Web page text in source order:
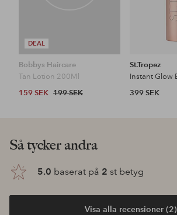
DEAL
Bobbys Haircare
Tan Lotion 200Ml
159 SEK 199 SEK
St.Tropez
399 SEK
Så tycker andra
5.0 baserat på 2 st betyg
Visa alla recensioner (2)